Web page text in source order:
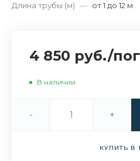
Длина трубы (м) — от 1 до 12 м
4 850 руб./
В наличии
- +
КУПИТЬ В